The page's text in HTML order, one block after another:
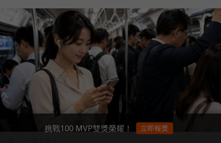
挑戰100 MVP雙獎榮耀！ 立即報獎